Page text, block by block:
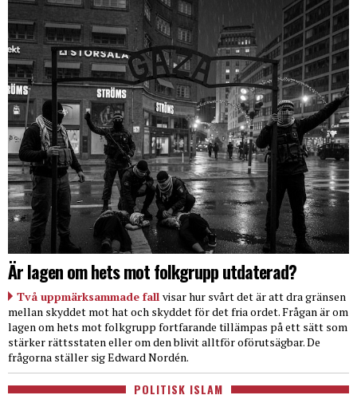
Är lagen om hets mot folkgrupp utdaterad?
Två uppmärksammade fall visar hur svårt det är att dra gränsen
mellan skyddet mot hat och skyddet för det fria ordet. Frågan är om
lagen om hets mot folkgrupp fortfarande tillämpas på ett sätt som
stärker rättsstaten eller om den blivit alltför oförutsägbar. De
frågorna ställer sig Edward Nordén.
POLITISK ISLAM